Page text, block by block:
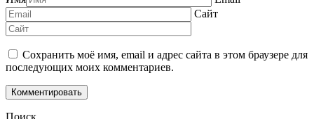
Сайт
Сохранить моё имя, email и адрес сайта в этом браузере для
последующих моих комментариев.